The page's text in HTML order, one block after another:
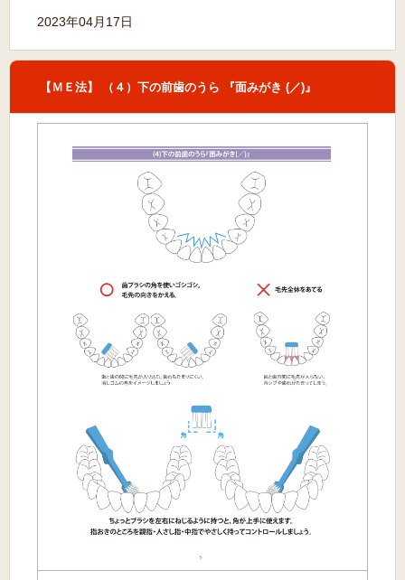
2023年04月17日
【ＭＥ法】 （４）下の前歯のうら 『面みがき (／)』